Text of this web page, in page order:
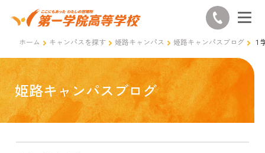
ホーム キャンパスを探す 姫路キャンパス 姫路キャンパスブログ １
姫路キャンパスブログ